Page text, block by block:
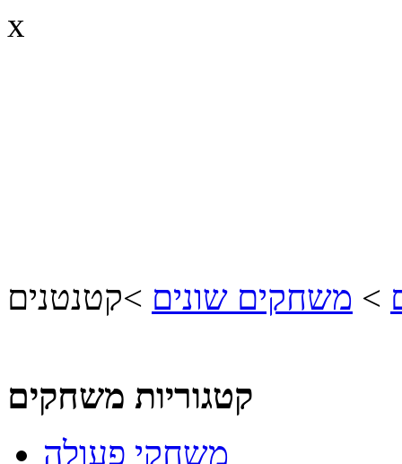
x
> משחקים שונים >קטנטנים
קטגוריות משחקים
משחקי פעולה